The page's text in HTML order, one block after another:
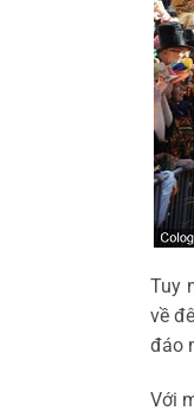
Tuy
về
đáo
Với